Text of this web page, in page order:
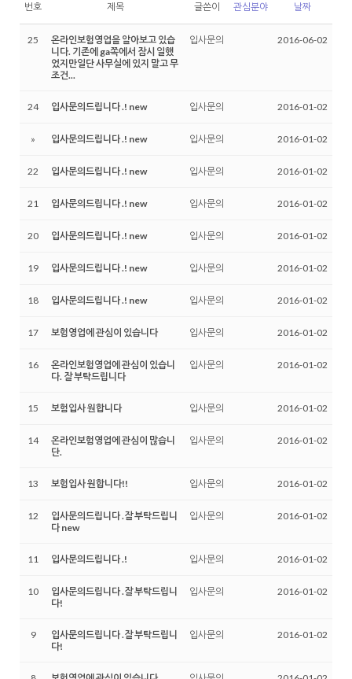
번호 제목 글쓴이 관심분야 날짜
25
온라인보험영업을 알아보고 있습
니다. 기존에 ga쪽에서 잠시 일했
었지만일단 사무실에 있지 말고 무
조건...
입사문의 2016-06-02
24 입사문의드립니다 .! new 입사문의 2016-01-02
» 입사문의드립니다 .! new 입사문의 2016-01-02
22 입사문의드립니다 .! new 입사문의 2016-01-02
21 입사문의드립니다 .! new 입사문의 2016-01-02
20 입사문의드립니다 .! new 입사문의 2016-01-02
19 입사문의드립니다 .! new 입사문의 2016-01-02
18 입사문의드립니다 .! new 입사문의 2016-01-02
17 보험영업에 관심이 있습니다 입사문의 2016-01-02
16
온라인보험영업에 관심이 있습니
다. 잘 부탁드립니다
입사문의 2016-01-02
15 보험입사 원합니다 입사문의 2016-01-02
14
온라인보험영업에 관심이 많습니
단.
입사문의 2016-01-02
13 보험입사 원합니다!! 입사문의 2016-01-02
12
입사문의드립니다 .잘 부탁드립니
다 new
입사문의 2016-01-02
11 입사문의드립니다 .! 입사문의 2016-01-02
10
입사문의드립니다 .잘 부탁드립니
다!
입사문의 2016-01-02
9
입사문의드립니다 .잘 부탁드립니
다!
입사문의 2016-01-02